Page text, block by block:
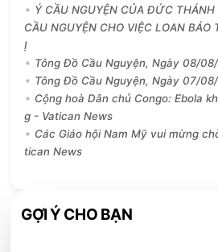
Ý CẦU NGUYỆN CỦA ĐỨC
CẦU NGUYỆN CHO VIỆC LOAN
Ị
Tông Đồ Cầu Nguyện, Ngày 08/
Tông Đồ Cầu Nguyện, Ngày 07/
Cộng hoà Dân chủ Congo: Ebola
g - Vatican News
Các Giáo hội Nam Mỹ vui mừng
tican News
GỢI Ý CHO BẠN